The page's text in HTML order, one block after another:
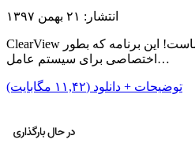
انتشار: ۲۱ بهمن ۱۳۹۷
ClearView کتابخانه ی جدید مک شماست! این برنامه که بطور
اختصاصی برای سیستم عامل…
توضیحات + دانلود (۱۱,۴۲ مگابایت)